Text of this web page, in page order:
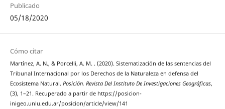
Publicado
05/18/2020
Cómo citar
Martínez, A. N., & Porcelli, A. M. . (2020). Sistematización de las sentencias del
Tribunal Internacional por los Derechos de la Naturaleza en defensa del
Ecosistema Natural. Posición. Revista Del Instituto De Investigaciones Geográficas,
(3), 1–21. Recuperado a partir de https://posicion-
inigeo.unlu.edu.ar/posicion/article/view/141